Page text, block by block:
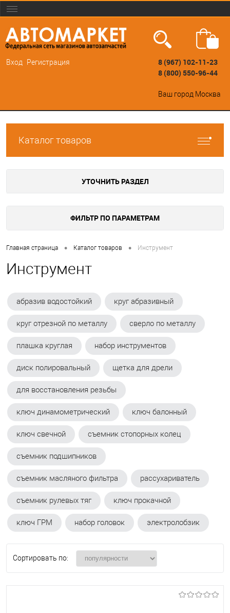
Вход Регистрация
8 (967) 102-11-23
8 (800) 550-96-44
Ваш город Москва
Каталог товаров
УТОЧНИТЬ РАЗДЕЛ
ФИЛЬТР ПО ПАРАМЕТРАМ
Главная страница • Каталог товаров • Инструмент
Инструмент
абразив водостойкий круг абразивный
круг отрезной по металлу сверло по металлу
плашка круглая набор инструментов
диск полировальный щетка для дрели
для восстановления резьбы
ключ динамометрический ключ балонный
ключ свечной съемник стопорных колец
съемник подшипников
съемник масляного фильтра рассухариватель
съемник рулевых тяг ключ прокачной
ключ ГРМ набор головок электролобзик
Сортировать по: